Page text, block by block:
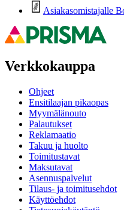
Asiakasomistajalle
Verkkokauppa
Ohjeet
Ensitilaajan pikaopas
Myymälänouto
Palautukset
Reklamaatio
Takuu ja huolto
Toimitustavat
Maksutavat
Asennuspalvelut
Tilaus- ja toimitusehdot
Käyttöehdot